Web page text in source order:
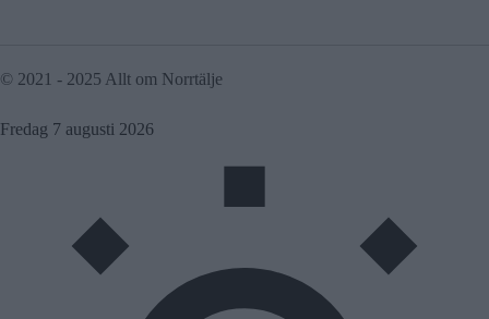
© 2021 - 2025 Allt om Norrtälje
Fredag 7 augusti 2026